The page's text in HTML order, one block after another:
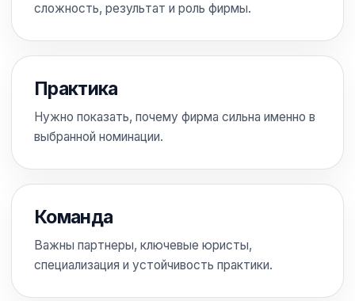
сложность, результат и роль фирмы.
Практика
Нужно показать, почему фирма сильна именно в
выбранной номинации.
Команда
Важны партнеры, ключевые юристы,
специализация и устойчивость практики.